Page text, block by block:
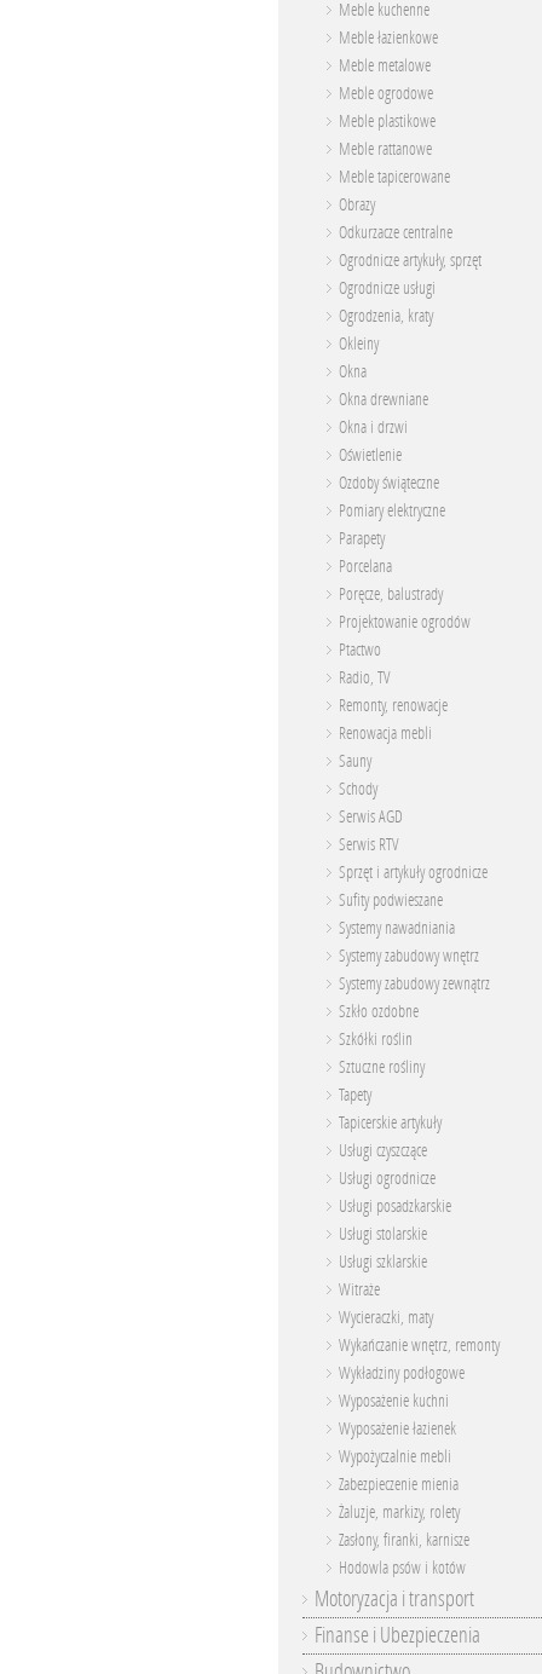
Meble kuchenne
Meble łazienkowe
Meble metalowe
Meble ogrodowe
Meble plastikowe
Meble rattanowe
Meble tapicerowane
Obrazy
Odkurzacze centralne
Ogrodnicze artykuły, sprzęt
Ogrodnicze usługi
Ogrodzenia, kraty
Okleiny
Okna
Okna drewniane
Okna i drzwi
Oświetlenie
Ozdoby świąteczne
Pomiary elektryczne
Parapety
Porcelana
Poręcze, balustrady
Projektowanie ogrodów
Ptactwo
Radio, TV
Remonty, renowacje
Renowacja mebli
Sauny
Schody
Serwis AGD
Serwis RTV
Sprzęt i artykuły ogrodnicze
Sufity podwieszane
Systemy nawadniania
Systemy zabudowy wnętrz
Systemy zabudowy zewnątrz
Szkło ozdobne
Szkółki roślin
Sztuczne rośliny
Tapety
Tapicerskie artykuły
Usługi czyszczące
Usługi ogrodnicze
Usługi posadzkarskie
Usługi stolarskie
Usługi szklarskie
Witraże
Wycieraczki, maty
Wykańczanie wnętrz, remonty
Wykładziny podłogowe
Wyposażenie kuchni
Wyposażenie łazienek
Wypożyczalnie mebli
Zabezpieczenie mienia
Żaluzje, markizy, rolety
Zasłony, firanki, karnisze
Hodowla psów i kotów
Motoryzacja i transport
Finanse i Ubezpieczenia